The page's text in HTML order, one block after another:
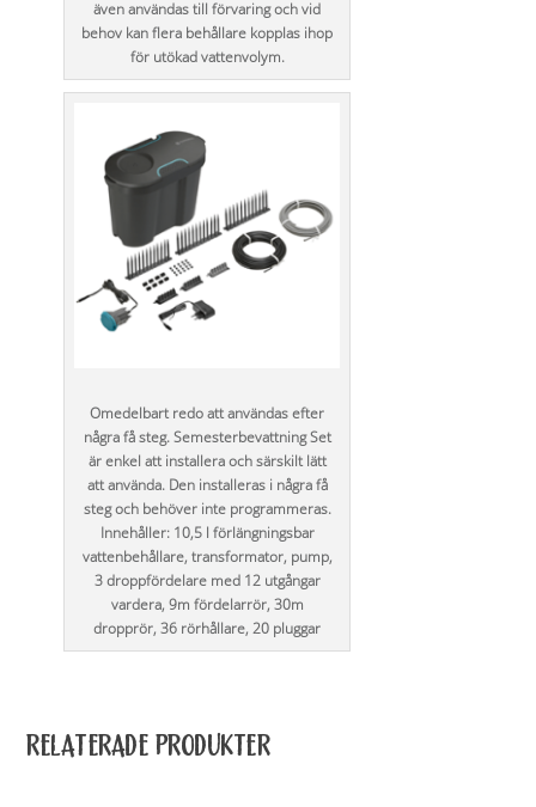
även användas till förvaring och vid
behov kan flera behållare kopplas ihop
för utökad vattenvolym.
Omedelbart redo att användas efter
några få steg. Semesterbevattning Set
är enkel att installera och särskilt lätt
att använda. Den installeras i några få
steg och behöver inte programmeras.
Innehåller: 10,5 l förlängningsbar
vattenbehållare, transformator, pump,
3 droppfördelare med 12 utgångar
vardera, 9m fördelarrör, 30m
dropprör, 36 rörhållare, 20 pluggar
RELATERADE PRODUKTER